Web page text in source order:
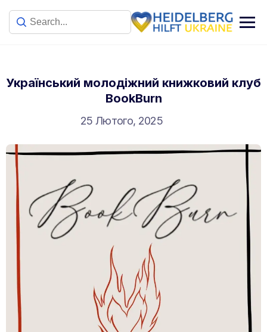
Український молодіжний книжковий клуб
BookBurn
25 Лютого, 2025